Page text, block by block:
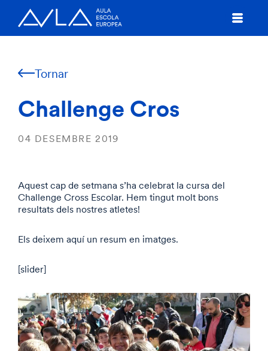
Tornar
Challenge Cros
04 DESEMBRE 2019
Aquest cap de setmana s’ha celebrat la cursa del
Challenge Cross Escolar. Hem tingut molt bons
resultats dels nostres atletes!
Els deixem aquí un resum en imatges.
[slider]